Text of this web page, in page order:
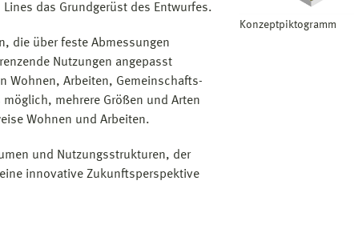
das Grundgerüst des Entwurfes.
die über feste Abmessungen
Nutzungen angepasst
Wohnen, Arbeiten, Gemeinschafts-
mehrere Größen und Arten
Wohnen und Arbeiten.
und Nutzungsstrukturen, der
innovative Zukunftsperspektive
Konzeptpiktogramm